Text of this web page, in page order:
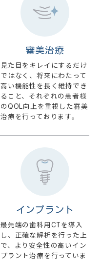
審美治療
見た目をキレイにするだけ
ではなく、将来にわたって
高い機能性を長く維持でき
ること、それぞれの患者様
のQOL向上を重視した審美
治療を行っております。
インプラント
最先端の歯科用CTを導入
し、正確な解析を行った上
で、より安全性の高いイン
プラント治療を行っていま